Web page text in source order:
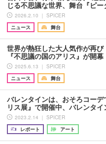
じる不思議な世界、舞台『ピ
2026.2.10 ｜ SPICER
ニュース
舞台
世界が熱狂した大人気作が再
『不思議の国のアリス』が開幕
2025.6.13 ｜ SPICER
ニュース
舞台
バレンタインは、おそろコー
リス展』で開催中、バレンタ
2023.2.14 ｜ SPICER
レポート
アート